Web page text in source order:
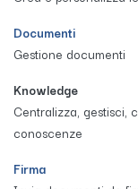
Documenti
Gestione documenti
Knowledge
Centralizza, gestisci,
conoscenze
Firma